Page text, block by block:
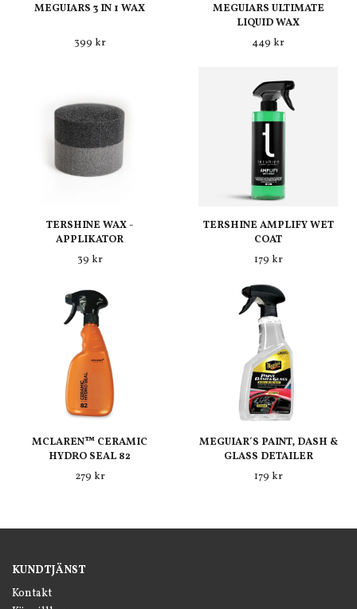
MEGUIARS 3 IN 1 WAX
399 kr
MEGUIARS ULTIMATE
LIQUID WAX
449 kr
TERSHINE WAX -
APPLIKATOR
39 kr
TERSHINE AMPLIFY WET
COAT
179 kr
MCLAREN™ CERAMIC
HYDRO SEAL 82
279 kr
MEGUIAR´S PAINT, DASH &
GLASS DETAILER
179 kr
KUNDTJÄNST
Kontakt